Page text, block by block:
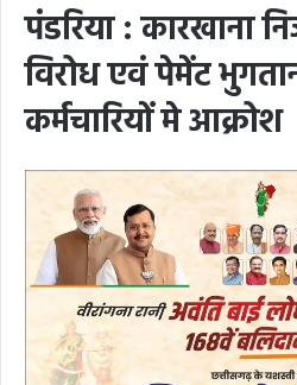
पंडरिया : कारखाना
विरोध एवं पेमेंट
कर्मचारियों मे आक्रोश